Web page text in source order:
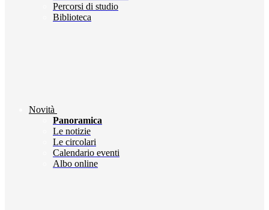
Percorsi di studio
Biblioteca
Novità
Panoramica
Le notizie
Le circolari
Calendario eventi
Albo online